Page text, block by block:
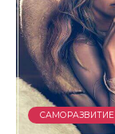
САМОРАЗВИТИЕ